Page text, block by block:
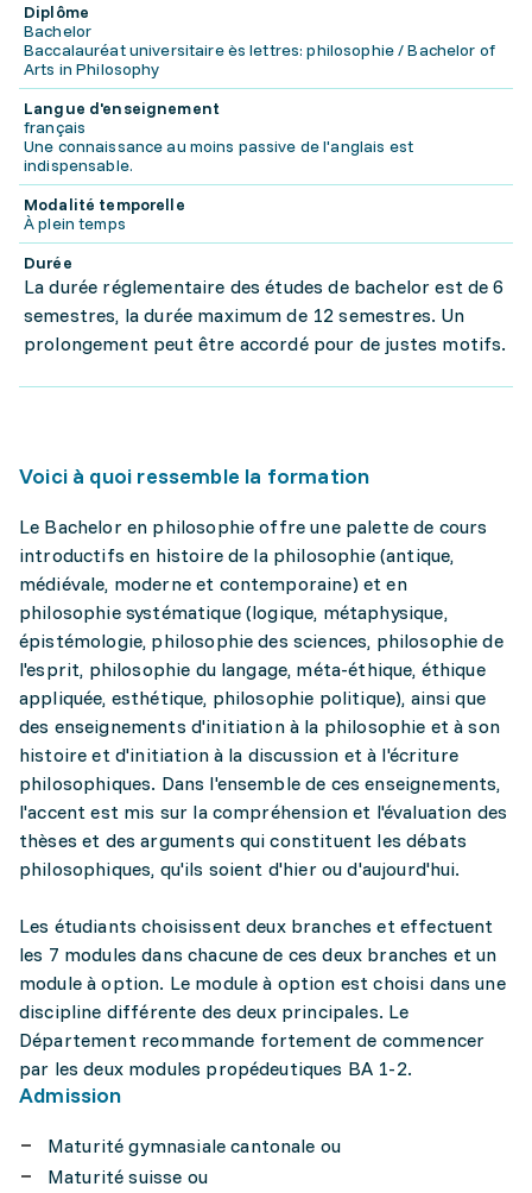
Diplôme
Bachelor
Baccalauréat universitaire ès lettres: philosophie / Bachelor of
Arts in Philosophy
Langue d'enseignement
français
Une connaissance au moins passive de l'anglais est
indispensable.
Modalité temporelle
À plein temps
Durée
La durée réglementaire des études de bachelor est de 6
semestres, la durée maximum de 12 semestres. Un
prolongement peut être accordé pour de justes motifs.
Voici à quoi ressemble la formation
Le Bachelor en philosophie offre une palette de cours
introductifs en histoire de la philosophie (antique,
médiévale, moderne et contemporaine) et en
philosophie systématique (logique, métaphysique,
épistémologie, philosophie des sciences, philosophie de
l'esprit, philosophie du langage, méta-éthique, éthique
appliquée, esthétique, philosophie politique), ainsi que
des enseignements d'initiation à la philosophie et à son
histoire et d'initiation à la discussion et à l'écriture
philosophiques. Dans l'ensemble de ces enseignements,
l'accent est mis sur la compréhension et l'évaluation des
thèses et des arguments qui constituent les débats
philosophiques, qu'ils soient d'hier ou d'aujourd'hui.
Les étudiants choisissent deux branches et effectuent
les 7 modules dans chacune de ces deux branches et un
module à option. Le module à option est choisi dans une
discipline différente des deux principales. Le
Département recommande fortement de commencer
par les deux modules propédeutiques BA 1-2.
Admission
Maturité gymnasiale cantonale ou
Maturité suisse ou